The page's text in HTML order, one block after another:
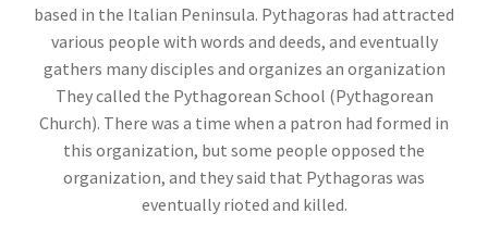
エドワード・テラー
【ハイゼンベルグに学ぶ｜原爆開発推進・水爆
の父】
エルンスト・マッハ
based in the Italian Peninsula. Pythagoras had attracted
various people with words and deeds, and eventually
gathers many disciples and organizes an organization
They called the Pythagorean School (Pythagorean
Church). There was a time when a patron had formed in
this organization, but some people opposed the
organization, and they said that Pythagoras was
eventually rioted and killed.